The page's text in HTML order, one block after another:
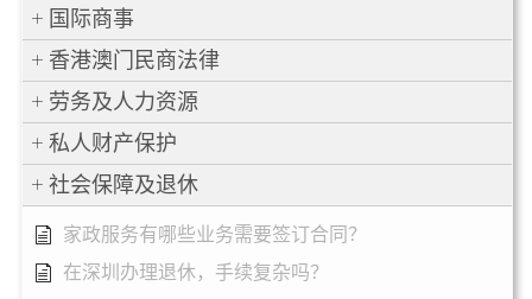
国际商事
香港澳门民商法律
劳务及人力资源
私人财产保护
社会保障及退休
家政服务有哪些业务需要签订合同？
在深圳办理退休，手续复杂吗？